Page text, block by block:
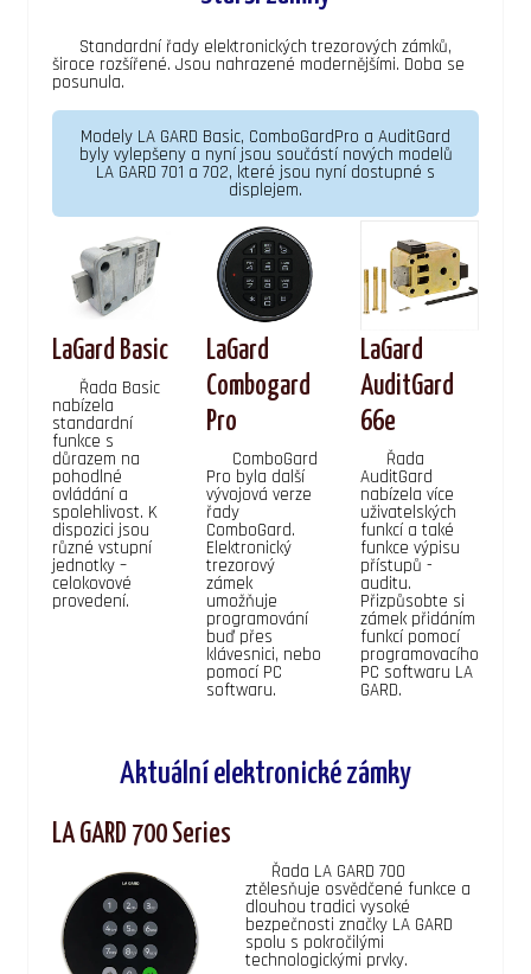
Standardní řady elektronických trezorových zámků,
široce rozšířené. Jsou nahrazené modernějšími. Doba se
posunula.
Modely LA GARD Basic, ComboGardPro a AuditGard
byly vylepšeny a nyní jsou součástí nových modelů
LA GARD 701 a 702, které jsou nyní dostupné s
displejem.
LaGard Basic
Řada Basic
nabízela
standardní
funkce s
důrazem na
pohodlné
ovládání a
spolehlivost. K
dispozici jsou
různé vstupní
jednotky –
celokovové
provedení.
LaGard
Combogard
Pro
ComboGard
Pro byla další
vývojová verze
řady
ComboGard.
Elektronický
trezorový
zámek
umožňuje
programování
buď přes
klávesnici, nebo
pomocí PC
softwaru.
LaGard
AuditGard
66e
Řada
AuditGard
nabízela více
uživatelských
funkcí a také
funkce výpisu
přístupů -
auditu.
Přizpůsobte si
zámek přidáním
funkcí pomocí
programovacího
PC softwaru LA
GARD.
Aktuální elektronické zámky
LA GARD 700 Series
Řada LA GARD 700
ztělesňuje osvědčené funkce a
dlouhou tradici vysoké
bezpečnosti značky LA GARD
spolu s pokročilými
technologickými prvky.